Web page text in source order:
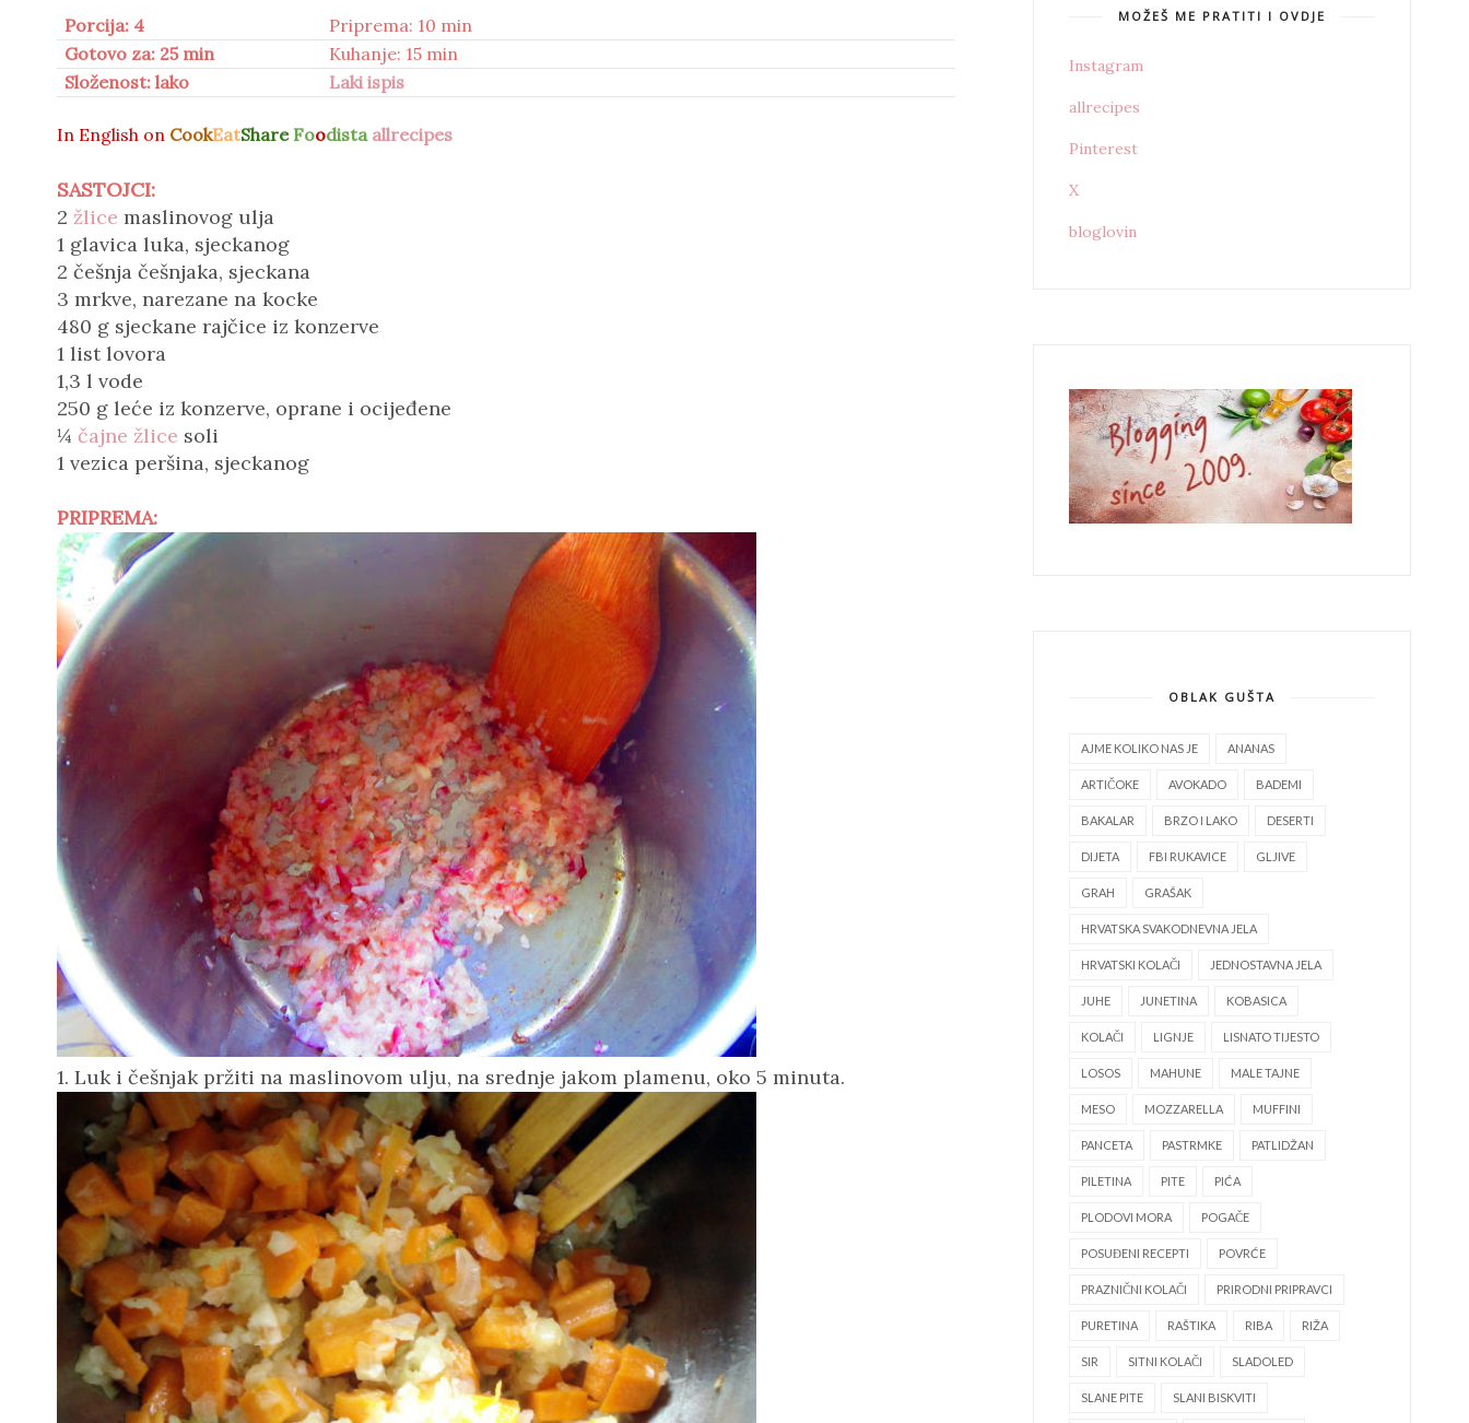
Porcija: 4
Priprema: 10 min
Gotovo za: 25 min
Kuhanje: 15 min
Složenost: lako
Laki ispis
In English on CookEatShare Foodista allrecipes
SASTOJCI:
2 žlice maslinovog ulja
1 glavica luka, sjeckanog
2 češnja češnjaka, sjeckana
3 mrkve, narezane na kocke
480 g sjeckane rajčice iz konzerve
1 list lovora
1,3 l vode
250 g leće iz konzerve, oprane i ocijeđene
¼ čajne žlice soli
1 vezica peršina, sjeckanog
PRIPREMA:
1. Luk i češnjak pržiti na maslinovom ulju, na srednje jakom plamenu, oko 5 minuta.
MOŽEŠ ME PRATITI I OVDJE
Instagram
allrecipes
Pinterest
X
bloglovin
OBLAK GUŠTA
AJME KOLIKO NAS JE ANANAS
ARTIČOKE AVOKADO BADEMI
BAKALAR BRZO I LAKO DESERTI
DIJETA FBI RUKAVICE GLJIVE
GRAH GRAŠAK
HRVATSKA SVAKODNEVNA JELA
HRVATSKI KOLAČI JEDNOSTAVNA JELA
JUHE JUNETINA KOBASICA
KOLAČI LIGNJE LISNATO TIJESTO
LOSOS MAHUNE MALE TAJNE
MESO MOZZARELLA MUFFINI
PANCETA PASTRMKE PATLIDŽAN
PILETINA PITE PIĆA
PLODOVI MORA POGAČE
POSUĐENI RECEPTI POVRĆE
PRAZNIČNI KOLAČI PRIRODNI PRIPRAVCI
PURETINA RAŠTIKA RIBA RIŽA
SIR SITNI KOLAČI SLADOLED
SLANE PITE SLANI BISKVITI